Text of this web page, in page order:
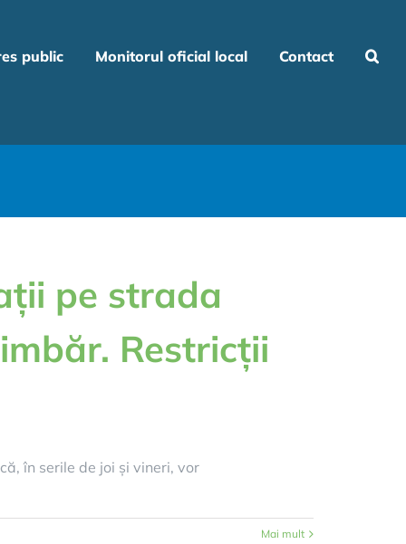
public Monitorul oficial local Contact
pe strada
Restricții
în serile de joi și vineri, vor
Mai mult